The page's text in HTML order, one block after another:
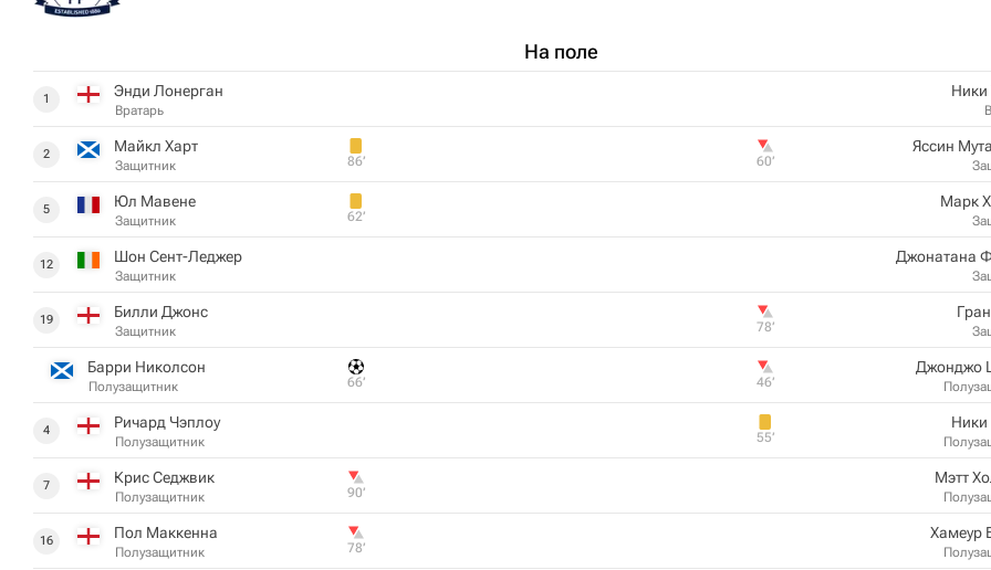
На поле
1 Энди Лонерган
Вратарь
2 Майкл Харт
Защитник 86‎’‎
5 Юл Мавене
Защитник 62‎’‎
12 Шон Сент-Леджер
Защитник
19 Билли Джонс
Защитник
Барри Николсон
Полузащитник 66‎’‎
4 Ричард Чэплоу
Полузащитник
7 Крис Седжвик
Полузащитник 90‎’‎
16 Пол Маккенна
Полузащитник 78‎’‎
Ники
Яссин
60‎’‎
Марк
Джонатана
78‎’‎
Джонджо
46‎’‎
Ники
55‎’‎
Мэтт
Хамеур